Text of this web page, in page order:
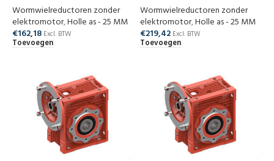
Wormwielreductoren zonder
elektromotor,Holle as - 25 MM
€162,18 Excl. BTW
Toevoegen
Wormwielreductoren zonder
elektromotor,Holle as - 25 MM
€219,42 Excl. BTW
Toevoegen